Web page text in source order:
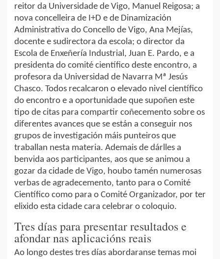
reitor da Universidade de Vigo, Manuel Reigosa; a
nova concelleira de I+D e de Dinamización
Administrativa do Concello de Vigo, Ana Mejías,
docente e sudirectora da escola; o director da
Escola de Enxeñería Industrial, Juan E. Pardo, e a
presidenta do comité científico deste encontro, a
profesora da Universidad de Navarra Mª Jesús
Chasco. Todos recalcaron o elevado nivel científico
do encontro e a oportunidade que supoñen este
tipo de citas para compartir coñecemento sobre os
diferentes avances que se están a conseguir nos
grupos de investigación máis punteiros que
traballan nesta materia. Ademais de dárlles a
benvida aos participantes, aos que se animou a
gozar da cidade de Vigo, houbo tamén numerosas
verbas de agradecemento, tanto para o Comité
Científico como para o Comité Organizador, por ter
elixido esta cidade cara celebrar o coloquio.
Tres días para presentar resultados e
afondar nas aplicacións reais
Ao longo destes tres días abordaranse temas moi